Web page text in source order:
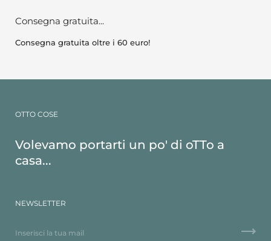
Consegna gratuita...
Consegna gratuita oltre i 60 euro!
OTTO COSE
Volevamo portarti un po' di oTTo a
casa...
NEWSLETTER